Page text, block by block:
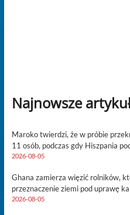
Najnowsze
Maroko twierdzi, że w próbie
11 osób, podczas gdy Hiszpania
2026-08-05
Ghana zamierza więzić rolników,
przeznaczenie ziemi pod uprawę
2026-08-05